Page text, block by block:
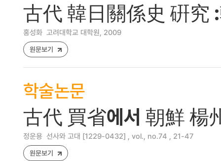
古代 韓日關係史 硏究
홍성화 고려대학교 대학원, 2009
원문보기
학술논문
古代 買省에서 朝鮮 楊
정운용 선사와 고대 [1229-0432] , vol., no.74 , 21-47
원문보기